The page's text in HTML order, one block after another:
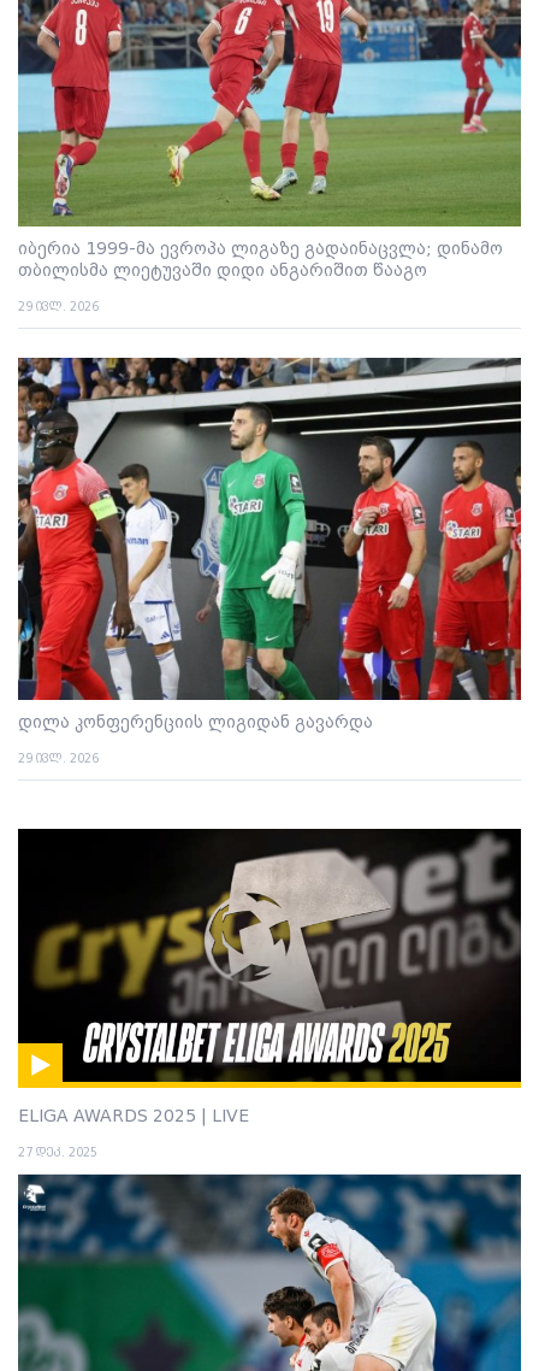
იბერია 1999-მა ევროპა ლიგაზე გადაინაცვლა; დინამო
თბილისმა ლიეტუვაში დიდი ანგარიშით წააგო
29 ივლ. 2026
დილა კონფერენციის ლიგიდან გავარდა
29 ივლ. 2026
ELIGA AWARDS 2025 | LIVE
27 დეკ. 2025